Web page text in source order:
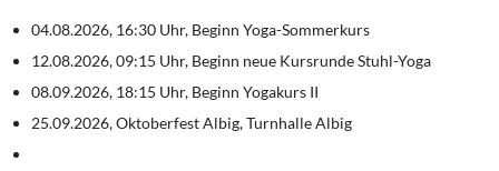
04.08.2026, 16:30 Uhr, Beginn Yoga-Sommerkurs
12.08.2026, 09:15 Uhr, Beginn neue Kursrunde Stuhl-Yoga
08.09.2026, 18:15 Uhr, Beginn Yogakurs II
25.09.2026, Oktoberfest Albig, Turnhalle Albig